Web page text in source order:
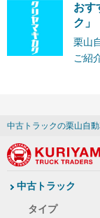
おす
ク」
栗山
ご紹
中古トラックの栗山自
中古トラック
タイプ